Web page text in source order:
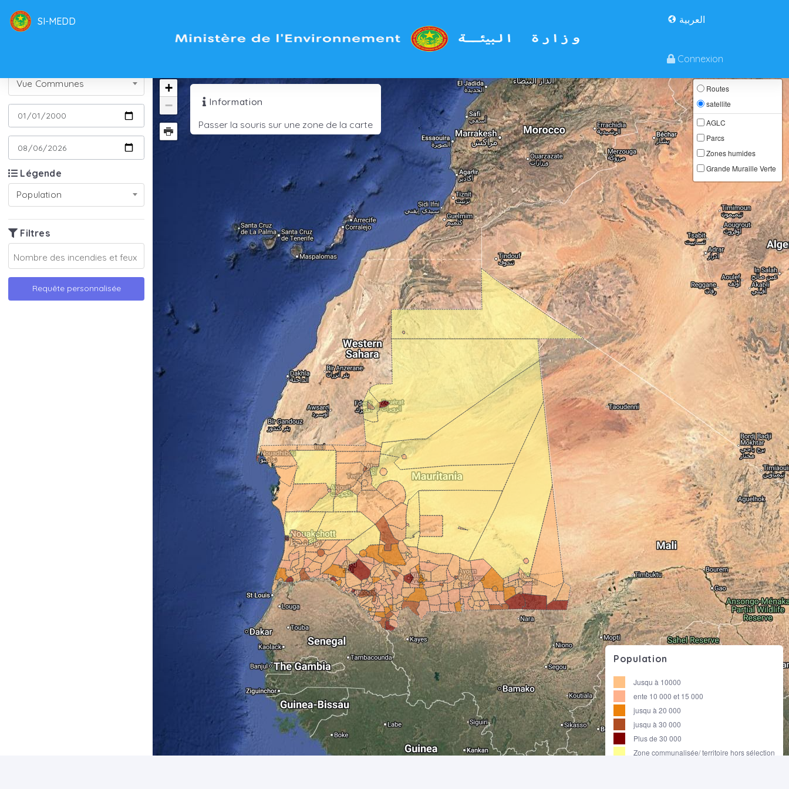
SI-MEDD العربية
Connexion
Vue Communes
Légende
Population
Filtres
Requête personnalisée
+
−
Information
Passer la souris sur une zone de la carte
Routes
satellite
AGLC
Parcs
Zones humides
Grande Muraille Verte
Population
Jusqu à 10000
ente 10 000 et 15 000
jusqu à 20 000
jusqu à 30 000
Plus de 30 000
Zone communalisée/ territoire hors sélection